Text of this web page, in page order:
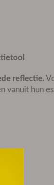
reflectie.
vanuit hun